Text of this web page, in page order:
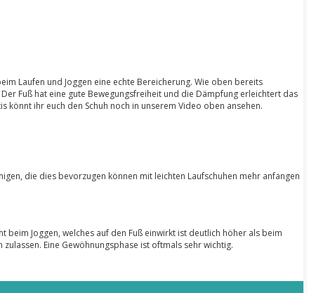
Laufen und Joggen eine echte Bereicherung. Wie oben bereits
Fuß hat eine gute Bewegungsfreiheit und die Dämpfung erleichtert das
könnt ihr euch den Schuh noch in unserem Video oben ansehen.
die dies bevorzugen können mit leichten Laufschuhen mehr anfangen
beim Joggen, welches auf den Fuß einwirkt ist deutlich höher als beim
Eine Gewöhnungsphase ist oftmals sehr wichtig.